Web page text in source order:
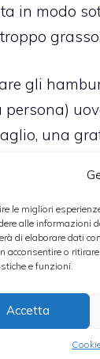
le migliori
alle informazioni
di elaborare dati
acconsentire o
e funzioni.
Accetta
in modo
grasso.
gli
una
al
si
i vostri
, formaggio
sottile